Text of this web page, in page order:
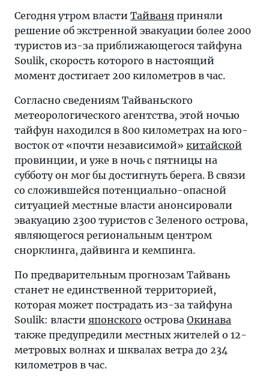
Сегодня утром власти Тайваня приняли
решение об экстренной эвакуации более 2000
туристов из-за приближающегося тайфуна
Soulik, скорость которого в настоящий
момент достигает 200 километров в час.
Согласно сведениям Тайваньского
метеорологического агентства, этой ночью
тайфун находился в 800 километрах на юго-
восток от «почти независимой» китайской
провинции, и уже в ночь с пятницы на
субботу он мог бы достигнуть берега. В связи
со сложившейся потенциально-опасной
ситуацией местные власти анонсировали
эвакуацию 2300 туристов с Зеленого острова,
являющегося региональным центром
снорклинга, дайвинга и кемпинга.
По предварительным прогнозам Тайвань
станет не единственной территорией,
которая может пострадать из-за тайфуна
Soulik: власти японского острова Окинава
также предупредили местных жителей о 12-
метровых волнах и шквалах ветра до 234
километров в час.